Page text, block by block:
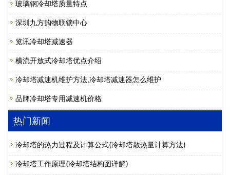
玻璃钢冷却塔质量特点
深圳九方购物联锁中心
览讯冷却塔减速器
横流开放式冷却塔优点介绍
冷却塔减速机维护方法,冷却塔减速器怎么维护
品牌冷却塔专用减速机价格
热门新闻
冷却塔的热力过程及计算公式(冷却塔散热量计算方法)
冷却塔工作原理(冷却塔结构图详解)